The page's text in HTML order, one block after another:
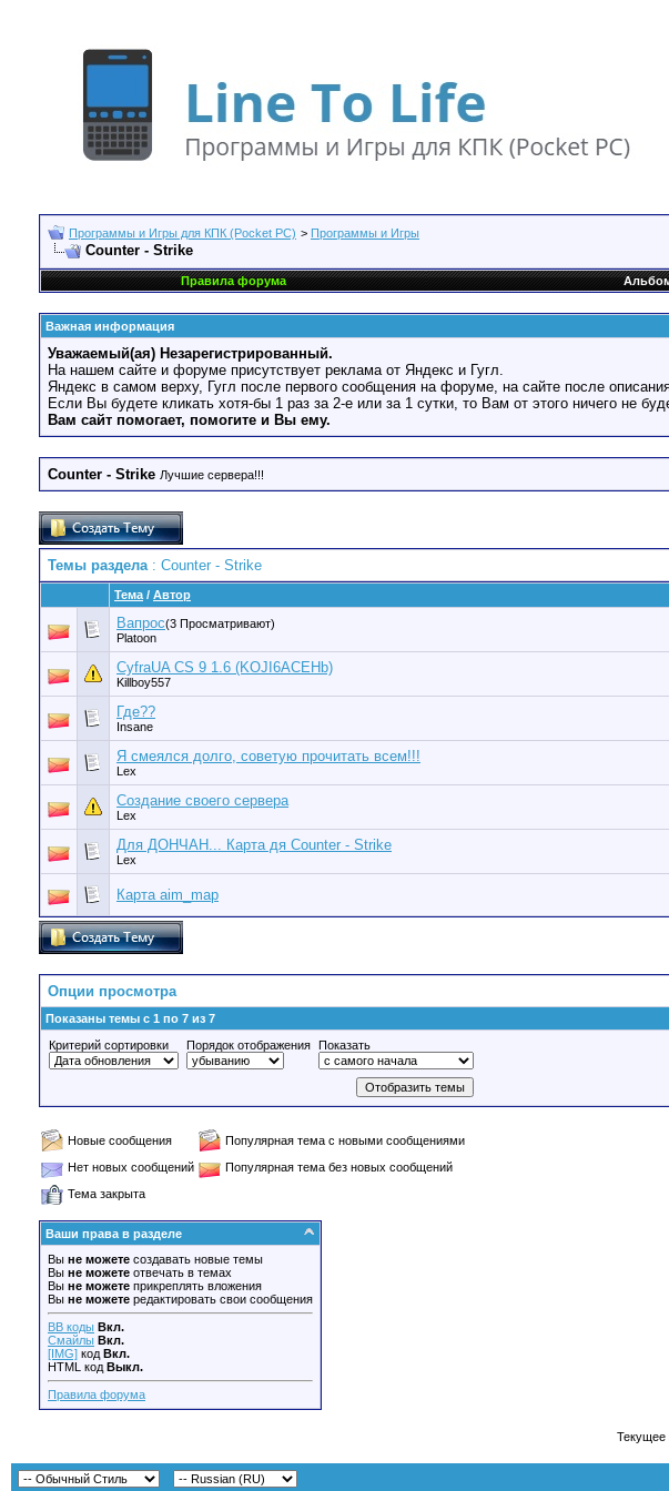
Программы и Игры для КПК (Pocket PC) > Программы и Игры
Counter - Strike
Правила форума
Важная информация
Уважаемый(ая) Незарегистрированный.
На нашем сайте и форуме присутствует реклама от Яндекс и Гугл.
Яндекс в самом верху, Гугл после первого сообщения на форуме, на сайте после
Если Вы будете кликать хотя-бы 1 раз за 2-е или за 1 сутки, то Вам от этого ничего не
Вам сайт помогает, помогите и Вы ему.
Counter - Strike Лучшие сервера!!!
Темы раздела: Counter - Strike
Тема / Автор
Вапрос(3 Просматривают)
Platoon
CyfraUA CS 9 1.6 (KOJI6ACEHb)
Killboy557
Где??
Insane
Я смеялся долго, советую прочитать всем!!!
Lex
Создание своего сервера
Lex
Для ДОНЧАН... Карта дя Counter - Strike
Lex
Карта aim_map
Опции просмотра
Показаны темы с 1 по 7 из 7
Критерий сортировки
Порядок отображения Показать
Новые сообщения
Популярная тема с новыми сообщениями
Нет новых сообщений
Популярная тема без новых сообщений
Тема закрыта
Ваши права в разделе
Вы не можете создавать новые темы
Вы не можете отвечать в темах
Вы не можете прикреплять вложения
Вы не можете редактировать свои сообщения
BB коды Вкл.
Смайлы Вкл.
[IMG] код Вкл.
HTML код Выкл.
Правила форума
Текущее